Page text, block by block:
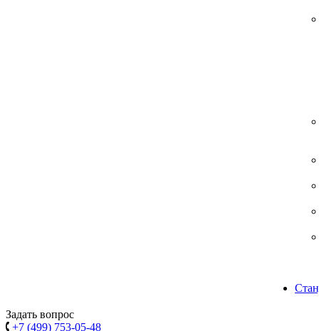
Задать вопрос
+7 (499) 753-05-48